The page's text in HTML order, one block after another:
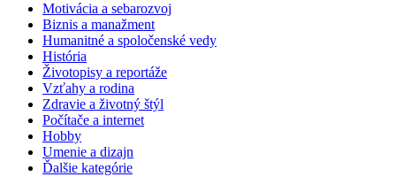
Motivácia a sebarozvoj
Biznis a manažment
Humanitné a spoločenské vedy
História
Životopisy a reportáže
Vzťahy a rodina
Zdravie a životný štýl
Počítače a internet
Hobby
Umenie a dizajn
Ďalšie kategórie